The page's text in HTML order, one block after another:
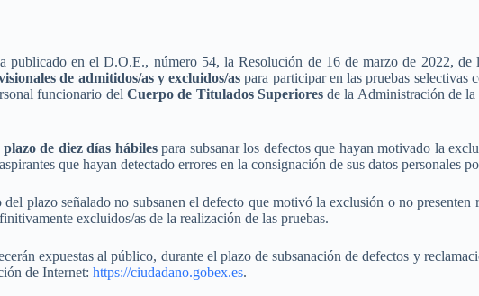
publicado en el D.O.E., número 54, la Resolución de 16 de marzo de 2022,
de admitidos/as y excluidos/as para participar en las pruebas selectivas
funcionario del Cuerpo de Titulados Superioresde la Administración de la
plazo de diez días hábilespara subsanar los defectos que hayan motivado la
que hayan detectado errores en la consignación de sus datos personales
del plazo señalado no subsanen el defecto que motivó la exclusión o no
excluidos/as de la realización de las pruebas.
expuestas al público, durante el plazo de subsanación de defectos y
de Internet: https://ciudadano.gobex.es.